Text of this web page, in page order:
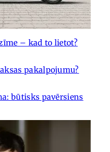
– kad to lietot?
pakalpojumu?
būtisks pavērsiens